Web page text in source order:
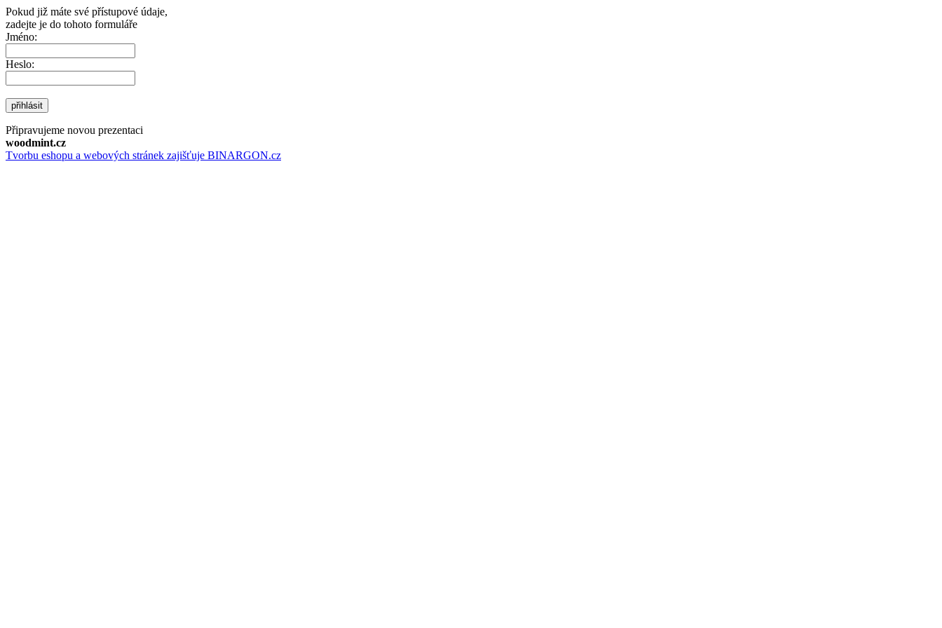
Pokud již máte své přístupové údaje,
zadejte je do tohoto formuláře
Jméno:
Heslo:
přihlásit
Připravujeme novou prezentaci
woodmint.cz
Tvorbu eshopu a webových stránek zajišťuje BINARGON.cz